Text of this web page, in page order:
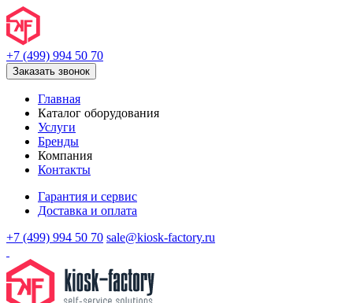
+7 (499) 994 50 70
Заказать звонок
Главная
Каталог оборудования
Услуги
Бренды
Компания
Контакты
Гарантия и сервис
Доставка и оплата
+7 (499) 994 50 70 sale@kiosk-factory.ru